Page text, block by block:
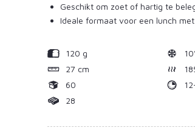
Geschikt om zoet of hartig te
Ideale formaat voor een lunch
120 g
27 cm
60
28
10'